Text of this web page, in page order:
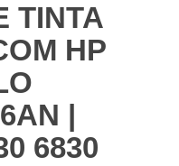
TINTA
HP
|
6830